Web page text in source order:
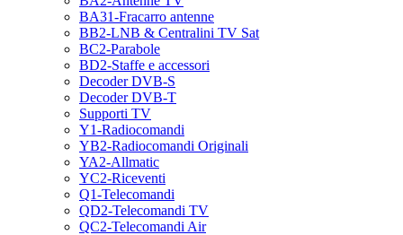
BA31-Fracarro antenne
BB2-LNB & Centralini TV Sat
BC2-Parabole
BD2-Staffe e accessori
Decoder DVB-S
Decoder DVB-T
Supporti TV
Y1-Radiocomandi
YB2-Radiocomandi Originali
YA2-Allmatic
YC2-Riceventi
Q1-Telecomandi
QD2-Telecomandi TV
QC2-Telecomandi Air